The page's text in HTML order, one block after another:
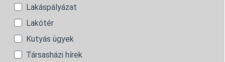
Lakáspályázat
Lakótér
Kutyás ügyek
Társasházi hírek